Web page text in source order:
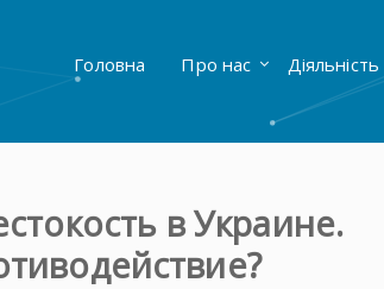
Головна Про нас Діяльність
в Украине.